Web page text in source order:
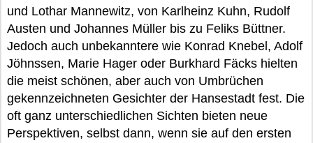
und Lothar Mannewitz, von Karlheinz Kuhn, Rudolf
Austen und Johannes Müller bis zu Feliks Büttner.
Jedoch auch unbekanntere wie Konrad Knebel, Adolf
Jöhnssen, Marie Hager oder Burkhard Fäcks hielten
die meist schönen, aber auch von Umbrüchen
gekennzeichneten Gesichter der Hansestadt fest. Die
oft ganz unterschiedlichen Sichten bieten neue
Perspektiven, selbst dann, wenn sie auf den ersten